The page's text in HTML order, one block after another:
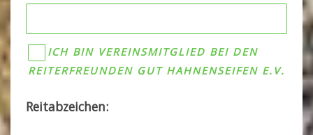
ICH BIN VEREINSMITGLIED BEI DEN
REITERFREUNDEN GUT HAHNENSEIFEN E.V.
Reitabzeichen: